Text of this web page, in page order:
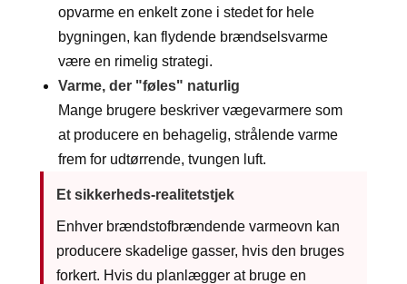
opvarme en enkelt zone i stedet for hele
bygningen, kan flydende brændselsvarme
være en rimelig strategi.
Varme, der "føles" naturlig
Mange brugere beskriver vægevarmere som
at producere en behagelig, strålende varme
frem for udtørrende, tvungen luft.
Et sikkerheds-realitetstjek
Enhver brændstofbrændende varmeovn kan
producere skadelige gasser, hvis den bruges
forkert. Hvis du planlægger at bruge en